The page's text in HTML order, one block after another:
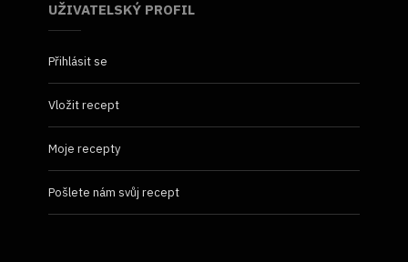
UŽIVATELSKÝ PROFIL
Přihlásit se
Vložit recept
Moje recepty
Pošlete nám svůj recept